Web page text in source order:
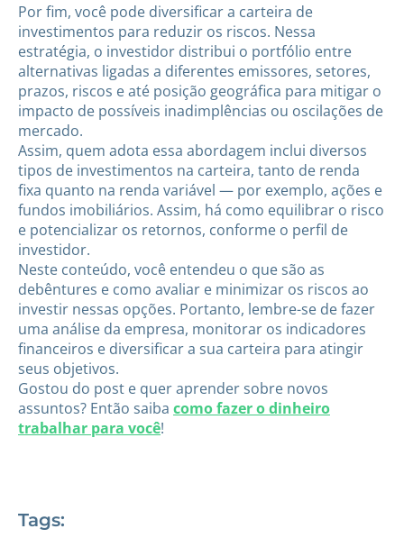
Por fim, você pode diversificar a carteira de
investimentos para reduzir os riscos. Nessa
estratégia, o investidor distribui o portfólio entre
alternativas ligadas a diferentes emissores, setores,
prazos, riscos e até posição geográfica para mitigar o
impacto de possíveis inadimplências ou oscilações de
mercado.
Assim, quem adota essa abordagem inclui diversos
tipos de investimentos na carteira, tanto de renda
fixa quanto na renda variável — por exemplo, ações e
fundos imobiliários. Assim, há como equilibrar o risco
e potencializar os retornos, conforme o perfil de
investidor.
Neste conteúdo, você entendeu o que são as
debêntures e como avaliar e minimizar os riscos ao
investir nessas opções. Portanto, lembre-se de fazer
uma análise da empresa, monitorar os indicadores
financeiros e diversificar a sua carteira para atingir
seus objetivos.
Gostou do post e quer aprender sobre novos
assuntos? Então saiba como fazer o dinheiro
trabalhar para você!
Tags: